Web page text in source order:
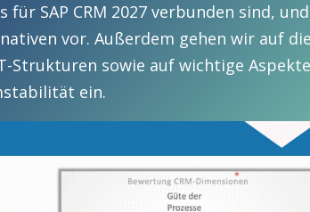
SAP CRM 2027 verbunden sind, und
vor. Außerdem gehen wir auf die
Strukturen sowie auf wichtige
ein.